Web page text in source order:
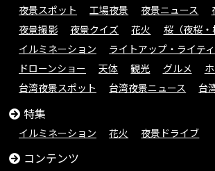
夜景スポット 工場夜景 夜景ニュース
夜景撮影
夜景クイズ 花火
桜（夜桜・
イルミネーション
ライトアップ・ライテ
ドローンショー
天体 観光 グルメ
台湾夜景スポット
台湾夜景ニュース 台
特集
イルミネーション 花火 夜景ドライブ
コンテンツ